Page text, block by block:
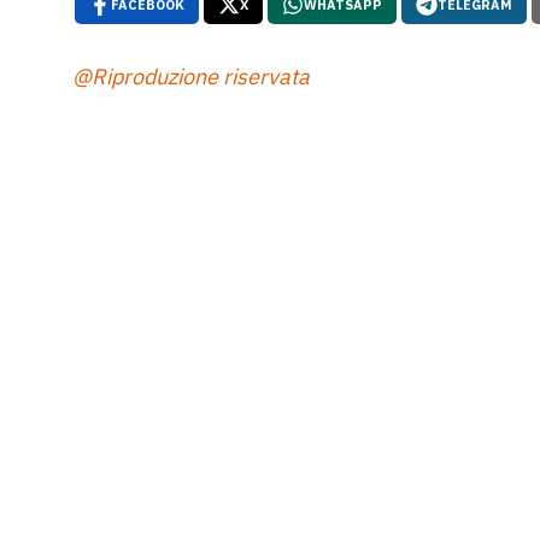
FACEBOOK X WHATSAPP TELEGRAM
@Riproduzione riservata